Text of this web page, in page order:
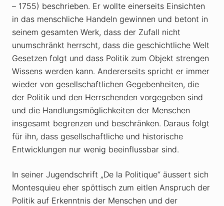
– 1755) beschrieben. Er wollte einerseits Einsichten
in das menschliche Handeln gewinnen und betont in
seinem gesamten Werk, dass der Zufall nicht
unumschränkt herrscht, dass die geschichtliche Welt
Gesetzen folgt und dass Politik zum Objekt strengen
Wissens werden kann. Andererseits spricht er immer
wieder von gesellschaftlichen Gegebenheiten, die
der Politik und den Herrschenden vorgegeben sind
und die Handlungsmöglichkeiten der Menschen
insgesamt begrenzen und beschränken. Daraus folgt
für ihn, dass gesellschaftliche und historische
Entwicklungen nur wenig beeinflussbar sind.
In seiner Jugendschrift „De la Politique“ äussert sich
Montesquieu eher spöttisch zum eitlen Anspruch der
Politik auf Erkenntnis der Menschen und der